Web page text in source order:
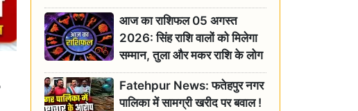
बड़ा झटका, योगी ने जताया दुःख
आज का राशिफल 05 अगस्त
2026: सिंह राशि वालों को मिलेगा
सम्मान, तुला और मकर राशि के लोग
रहें सतर्क
Fatehpur News: फतेहपुर नगर
पालिका में सामग्री खरीद पर बवाल !